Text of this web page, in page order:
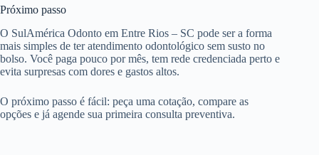
Próximo passo
O SulAmérica Odonto em Entre Rios – SC pode ser a forma
mais simples de ter atendimento odontológico sem susto no
bolso. Você paga pouco por mês, tem rede credenciada perto e
evita surpresas com dores e gastos altos.
O próximo passo é fácil: peça uma cotação, compare as
opções e já agende sua primeira consulta preventiva.